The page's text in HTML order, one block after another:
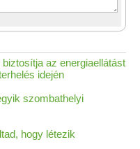
az energiaellátást
idején
szombathelyi
hogy létezik